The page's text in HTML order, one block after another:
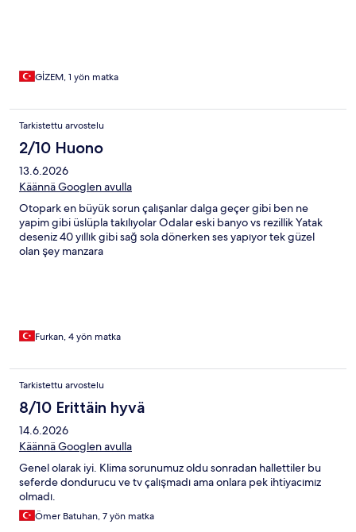
GİZEM, 1 yön matka
Tarkistettu arvostelu
2/10 Huono
13.6.2026
Käännä Googlen avulla
Otopark en büyük sorun çalışanlar dalga geçer gibi ben ne
yapim gibi üslüpla takılıyolar Odalar eski banyo vs rezillik Yatak
deseniz 40 yıllık gibi sağ sola dönerken ses yapıyor tek güzel
olan şey manzara
Furkan, 4 yön matka
Tarkistettu arvostelu
8/10 Erittäin hyvä
14.6.2026
Käännä Googlen avulla
Genel olarak iyi. Klima sorunumuz oldu sonradan hallettiler bu
seferde dondurucu ve tv çalışmadı ama onlara pek ihtiyacımız
olmadı.
Ömer Batuhan, 7 yön matka